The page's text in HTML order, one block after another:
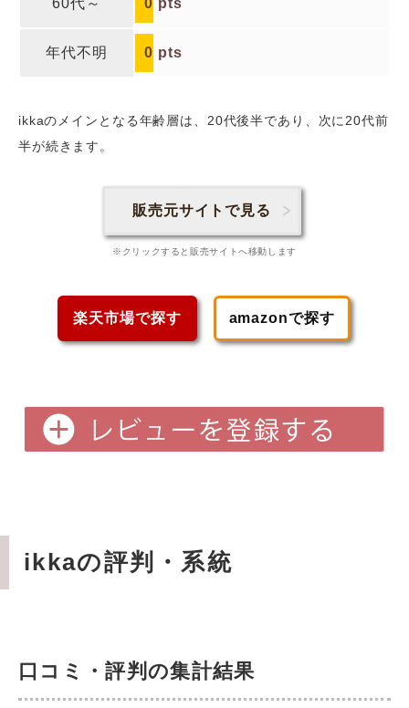
60代～ 0 pts
年代不明 0 pts
ikkaのメインとなる年齢層は、20代後半であり、次に20代前
半が続きます。
販売元サイトで見る
※クリックすると販売サイトへ移動します
楽天市場で探す amazonで探す
ikkaの評判・系統
口コミ・評判の集計結果